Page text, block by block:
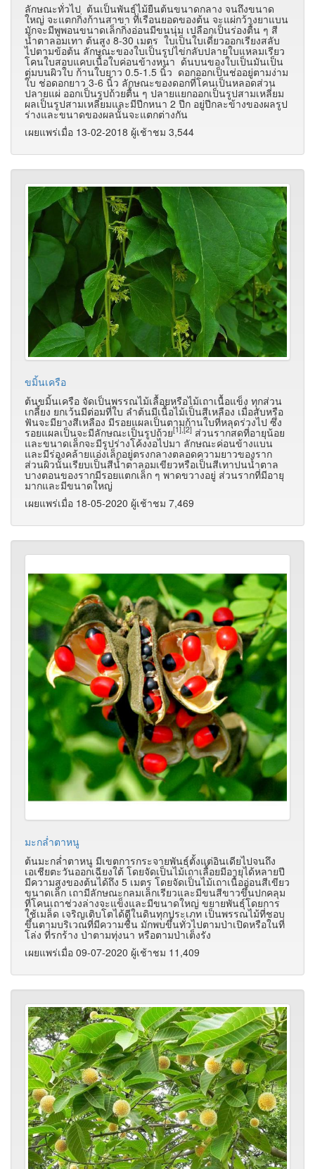
ลักษณะทั่วไป ต้นเป็นพันธุ์ไม้ยืนต้นขนาดกลาง จนถึงขนาด
ใหญ่ จะแตกกิ่งก้านสาขา ที่เรือนยอดของต้น จะแผ่กว้างยาแบน
มักจะมีพูพอนขนาดเล็กกิ่งอ่อนมีขนนุ่ม เปลือกเป็นร่องตื้น ๆ สี
น้ำตาลอมเทา ต้นสูง 8-30 เมตร ใบเป็นใบเดี่ยวออกเรียงสลับ
ไปตามข้อต้น ลักษณะของใบเป็นรูปไข่กลับปลายใบแหลมเรียว
โคนใบสอบแคบเนื้อใบค่อนข้างหนา ด้นบนของใบเป็นมันเป็น
ตุ่มบนผิวใบ ก้านใบยาว 0.5-1.5 นิ้ว ดอกออกเป็นช่ออยู่ตามง่าม
ใบ ช่อดอกยาว 3-6 นิ้ว ลักษณะของดอกที่โคนเป็นหลอดส่วน
ปลายแผ่ ออกเป็นรูปถ้วยตื้น ๆ ปลายแยกออกเป็นรูปสามเหลี่ยม
ผลเป็นรูปสามเหลี่ยมและมีปีกหนา 2 ปีก อยู่ปีกละข้างของผลรูป
ร่างและขนาดของผลนั้นจะแตกต่างกัน
เผยแพร่เมื่อ 13-02-2018 ผู้เช้าชม 3,544
ขมิ้นเครือ
ต้นขมิ้นเครือ จัดเป็นพรรณไม้เลื้อยหรือไม้เถาเนื้อแข็ง ทุกส่วน
เกลี้ยง ยกเว้นมีต่อมที่ใบ ลำต้นมีเนื้อไม้เป็นสีเหลือง เมื่อสับหรือ
ฟันจะมียางสีเหลือง มีรอยแผลเป็นตามก้านใบที่หลุดร่วงไป ซึ่ง
รอยแผลเป็นจะมีลักษณะเป็นรูปถ้วย[1],[2] ส่วนรากสดที่อายุน้อย
และขนาดเล็กจะมีรูปร่างโค้งงอไปมา ลักษณะค่อนข้างแบน
และมีร่องคล้ายแอ่งเล็กอยู่ตรงกลางตลอดความยาวของราก
ส่วนผิวนั้นเรียบเป็นสีน้ำตาลอมเขียวหรือเป็นสีเทาปนน้ำตาล
บางตอนของรากมีรอยแตกเล็ก ๆ พาดขวางอยู่ ส่วนรากที่มีอายุ
มากและมีขนาดใหญ่
เผยแพร่เมื่อ 18-05-2020 ผู้เช้าชม 7,469
มะกล่ำตาหนู
ต้นมะกล่ำตาหนู มีเขตการกระจายพันธุ์ตั้งแต่อินเดียไปจนถึง
เอเชียตะวันออกเฉียงใต้ โดยจัดเป็นไม้เถาเลื้อยมีอายุได้หลายปี
มีความสูงของต้นได้ถึง 5 เมตร โดยจัดเป็นไม้เถาเนื้ออ่อนสีเขียว
ขนาดเล็ก เถามีลักษณะกลมเล็กเรียวและมีขนสีขาวขึ้นปกคลุม
ที่โคนเถาช่วงล่างจะแข็งและมีขนาดใหญ่ ขยายพันธุ์โดยการ
ใช้เมล็ด เจริญเติบโตได้ดีในดินทุกประเภท เป็นพรรณไม้ที่ชอบ
ขึ้นตามบริเวณที่มีความชื้น มักพบขึ้นทั่วไปตามป่าเปิดหรือในที่
โล่ง ที่รกร้าง ป่าตามทุ่งนา หรือตามป่าเต็งรัง
เผยแพร่เมื่อ 09-07-2020 ผู้เช้าชม 11,409